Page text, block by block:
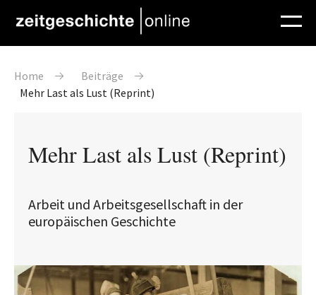
Pfadnavigation
Home
Beiträge
Mehr Last als Lust (Reprint)
Mehr Last als Lust (Reprint)
Arbeit und Arbeitsgesellschaft in der
europäischen Geschichte